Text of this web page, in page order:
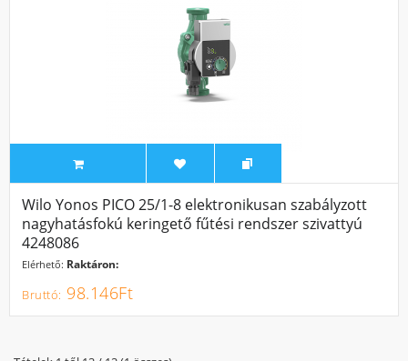
Wilo Yonos PICO 25/1-8 elektronikusan szabályzott
nagyhatásfokú keringető fűtési rendszer szivattyú
4248086
Elérhető: Raktáron:
98.146Ft